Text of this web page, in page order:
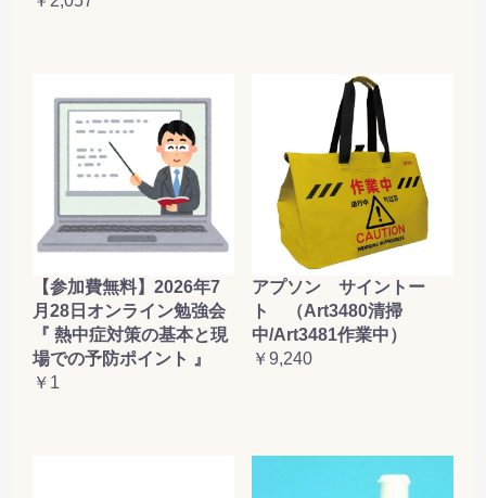
【参加費無料】2026年7
月28日オンライン勉強会
『 熱中症対策の基本と現
場での予防ポイント 』
￥1
アプソン サイントー
ト （Art3480清掃
中/Art3481作業中）
￥9,240